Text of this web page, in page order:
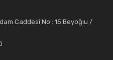
gün ve gelecekte
Caddesi No : 15 Beyoğlu /